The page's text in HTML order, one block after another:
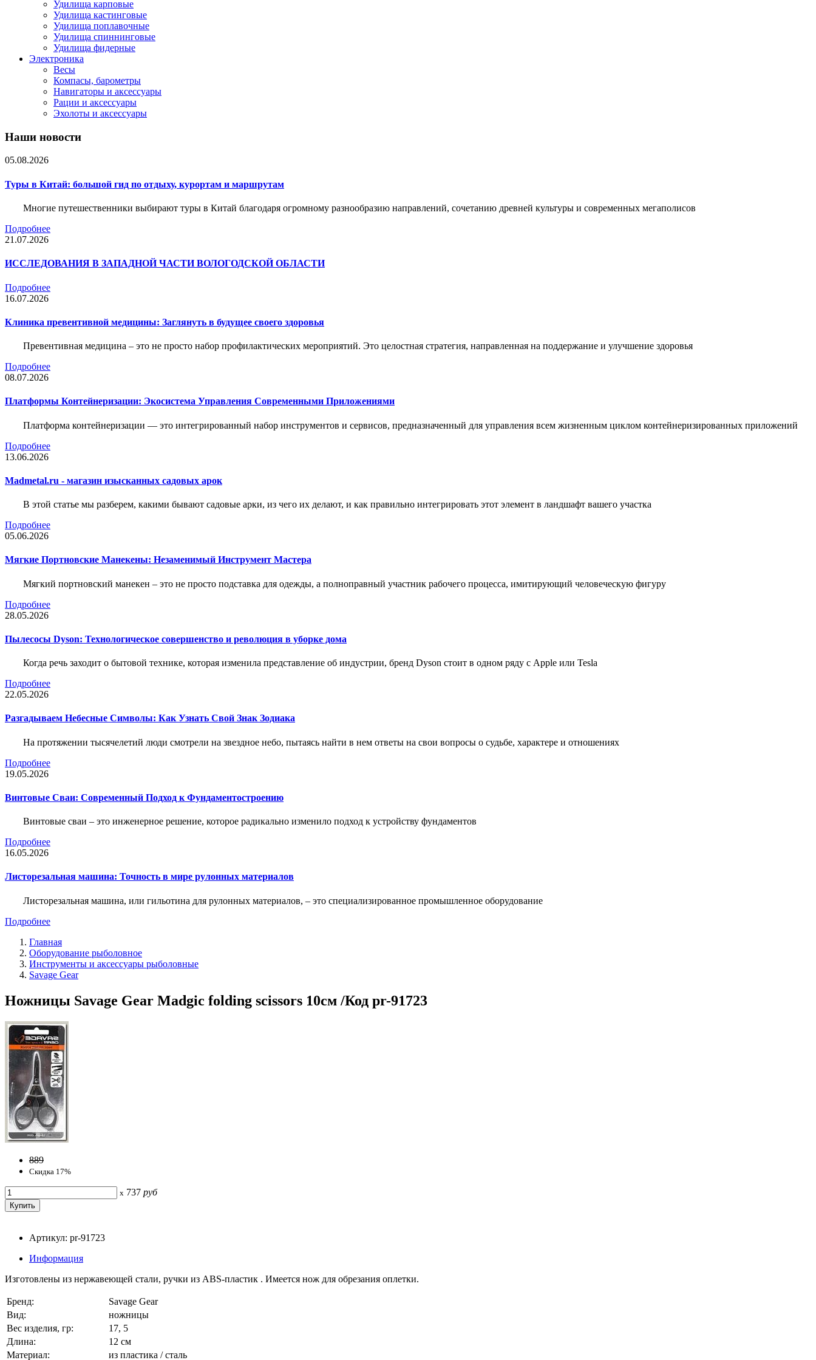
Удилища карповые
Удилища кастинговые
Удилища поплавочные
Удилища спиннинговые
Удилища фидерные
Электроника
Весы
Компасы, барометры
Навигаторы и аксессуары
Рации и аксессуары
Эхолоты и аксессуары
Наши новости
05.08.2026
Туры в Китай: большой гид по отдыху, курортам и маршрутам
Многие путешественники выбирают туры в Китай благодаря огромному разнообразию направлений, сочетанию древней культуры и современных мегаполисов
Подробнее
21.07.2026
ИССЛЕДОВАНИЯ В ЗАПАДНОЙ ЧАСТИ ВОЛОГОДСКОЙ ОБЛАСТИ
Подробнее
16.07.2026
Клиника превентивной медицины: Заглянуть в будущее своего здоровья
Превентивная медицина – это не просто набор профилактических мероприятий. Это целостная стратегия, направленная на поддержание и улучшение здоровья
Подробнее
08.07.2026
Платформы Контейнеризации: Экосистема Управления Современными Приложениями
Платформа контейнеризации — это интегрированный набор инструментов и сервисов, предназначенный для управления всем жизненным циклом контейнеризированных приложений
Подробнее
13.06.2026
Madmetal.ru - магазин изысканных садовых арок
В этой статье мы разберем, какими бывают садовые арки, из чего их делают, и как правильно интегрировать этот элемент в ландшафт вашего участка
Подробнее
05.06.2026
Мягкие Портновские Манекены: Незаменимый Инструмент Мастера
Мягкий портновский манекен – это не просто подставка для одежды, а полноправный участник рабочего процесса, имитирующий человеческую фигуру
Подробнее
28.05.2026
Пылесосы Dyson: Технологическое совершенство и революция в уборке дома
Когда речь заходит о бытовой технике, которая изменила представление об индустрии, бренд Dyson стоит в одном ряду с Apple или Tesla
Подробнее
22.05.2026
Разгадываем Небесные Символы: Как Узнать Свой Знак Зодиака
На протяжении тысячелетий люди смотрели на звездное небо, пытаясь найти в нем ответы на свои вопросы о судьбе, характере и отношениях
Подробнее
19.05.2026
Винтовые Сваи: Современный Подход к Фундаментостроению
Винтовые сваи – это инженерное решение, которое радикально изменило подход к устройству фундаментов
Подробнее
16.05.2026
Листорезальная машина: Точность в мире рулонных материалов
Листорезальная машина, или гильотина для рулонных материалов, – это специализированное промышленное оборудование
Подробнее
Главная
Оборудование рыболовное
Инструменты и аксессуары рыболовные
Savage Gear
Ножницы Savage Gear Madgic folding scissors 10см /Код pr-91723
889
Скидка 17%
x 737 руб
Артикул: pr-91723
Информация
Изготовлены из нержавеющей стали, ручки из ABS-пластик . Имеется нож для обрезания оплетки.
Бренд:
Savage Gear
Вид:
ножницы
Вес изделия, гр:
17, 5
Длина:
12 см
Материал:
из пластика / сталь